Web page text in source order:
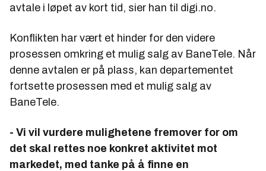
avtale i løpet av kort tid, sier han til digi.no.
Konflikten har vært et hinder for den videre
prosessen omkring et mulig salg av BaneTele. Når
denne avtalen er på plass, kan departementet
fortsette prosessen med et mulig salg av
BaneTele.
- Vi vil vurdere mulighetene fremover for om
det skal rettes noe konkret aktivitet mot
markedet, med tanke på å finne en